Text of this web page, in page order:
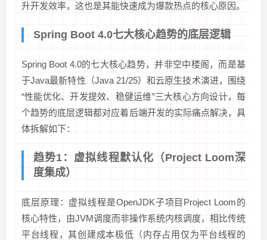
升开发效率，这也是其能快速成为爆款热点的核心原因。
Spring Boot 4.0七大核心趋势的底层逻辑
Spring Boot 4.0的七大核心趋势，并非空中楼阁，而是基
于Java最新特性（Java 21/25）和云原生技术演进，围绕
“性能优化、开发提效、稳健运维”三大核心方向设计，每
个趋势的底层逻辑都对应着后端开发的实际痛点解决，具
体拆解如下：
趋势1：虚拟线程默认化（Project Loom深
度集成）
底层原理：虚拟线程是OpenJDK子项目Project Loom的
核心特性，由JVM调度而非操作系统内核调度，相比传统
平台线程，其创建成本极低（内存占用仅为平台线程的